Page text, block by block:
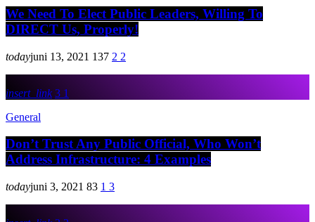
We Need To Elect Public Leaders, Willing To
DIRECT Us, Properly!
todayjuni 13, 2021 137 2 2
insert_link 3 1
General
Don’t Trust Any Public Official, Who Won’t
Address Infrastructure: 4 Examples
todayjuni 3, 2021 83 1 3